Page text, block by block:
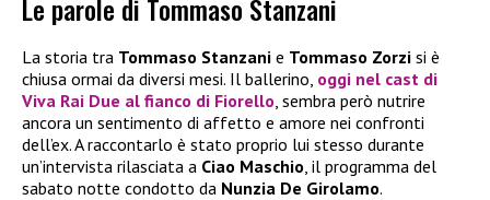
Le parole di Tommaso Stanzani
La storia tra Tommaso Stanzani e Tommaso Zorzi si è
chiusa ormai da diversi mesi. Il ballerino, oggi nel cast di
Viva Rai Due al fianco di Fiorello , sembra però nutrire
ancora un sentimento di affetto e amore nei confronti
dell’ex. A raccontarlo è stato proprio lui stesso durante
un’intervista rilasciata a Ciao Maschio , il programma del
sabato notte condotto da Nunzia De Girolamo.